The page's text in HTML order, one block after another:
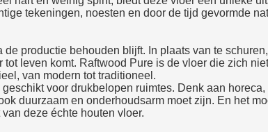
tekeningen, noesten en door de tijd gevormde
productie behouden blijft. In plaats van te
leven komt. Raftwood Pure is de vloer die zich
van modern tot traditioneel.
voor drukbelopen ruimtes. Denk aan
duurzaam en onderhoudsarm moet zijn. En het
deze échte houten vloer.